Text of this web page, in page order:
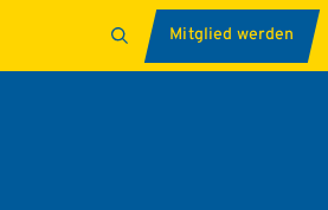
Mitglied werden